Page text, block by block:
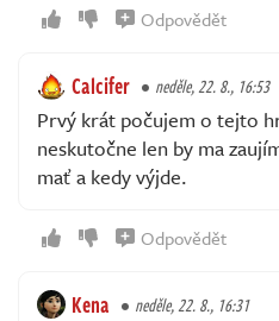
Odpovědět
Calcifer neděle, 22. 8., 16:53
Prvý krát počujem o tejto
neskutočne len by ma
mať a kedy výjde.
Odpovědět
Kena neděle, 22. 8., 16:31